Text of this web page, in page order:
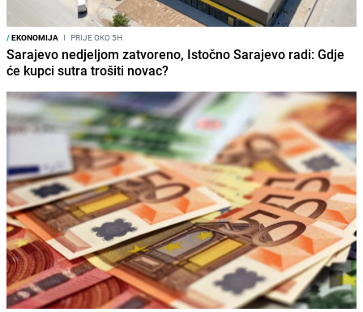
/EKONOMIJA I PRIJE OKO 5H
Sarajevo nedjeljom zatvoreno, Istočno Sarajevo radi: Gdje
će kupci sutra trošiti novac?